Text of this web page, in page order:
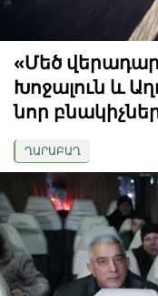
«Մեծ
Խոջալուն և
նոր
ՂԱՐԱԲԱՂ